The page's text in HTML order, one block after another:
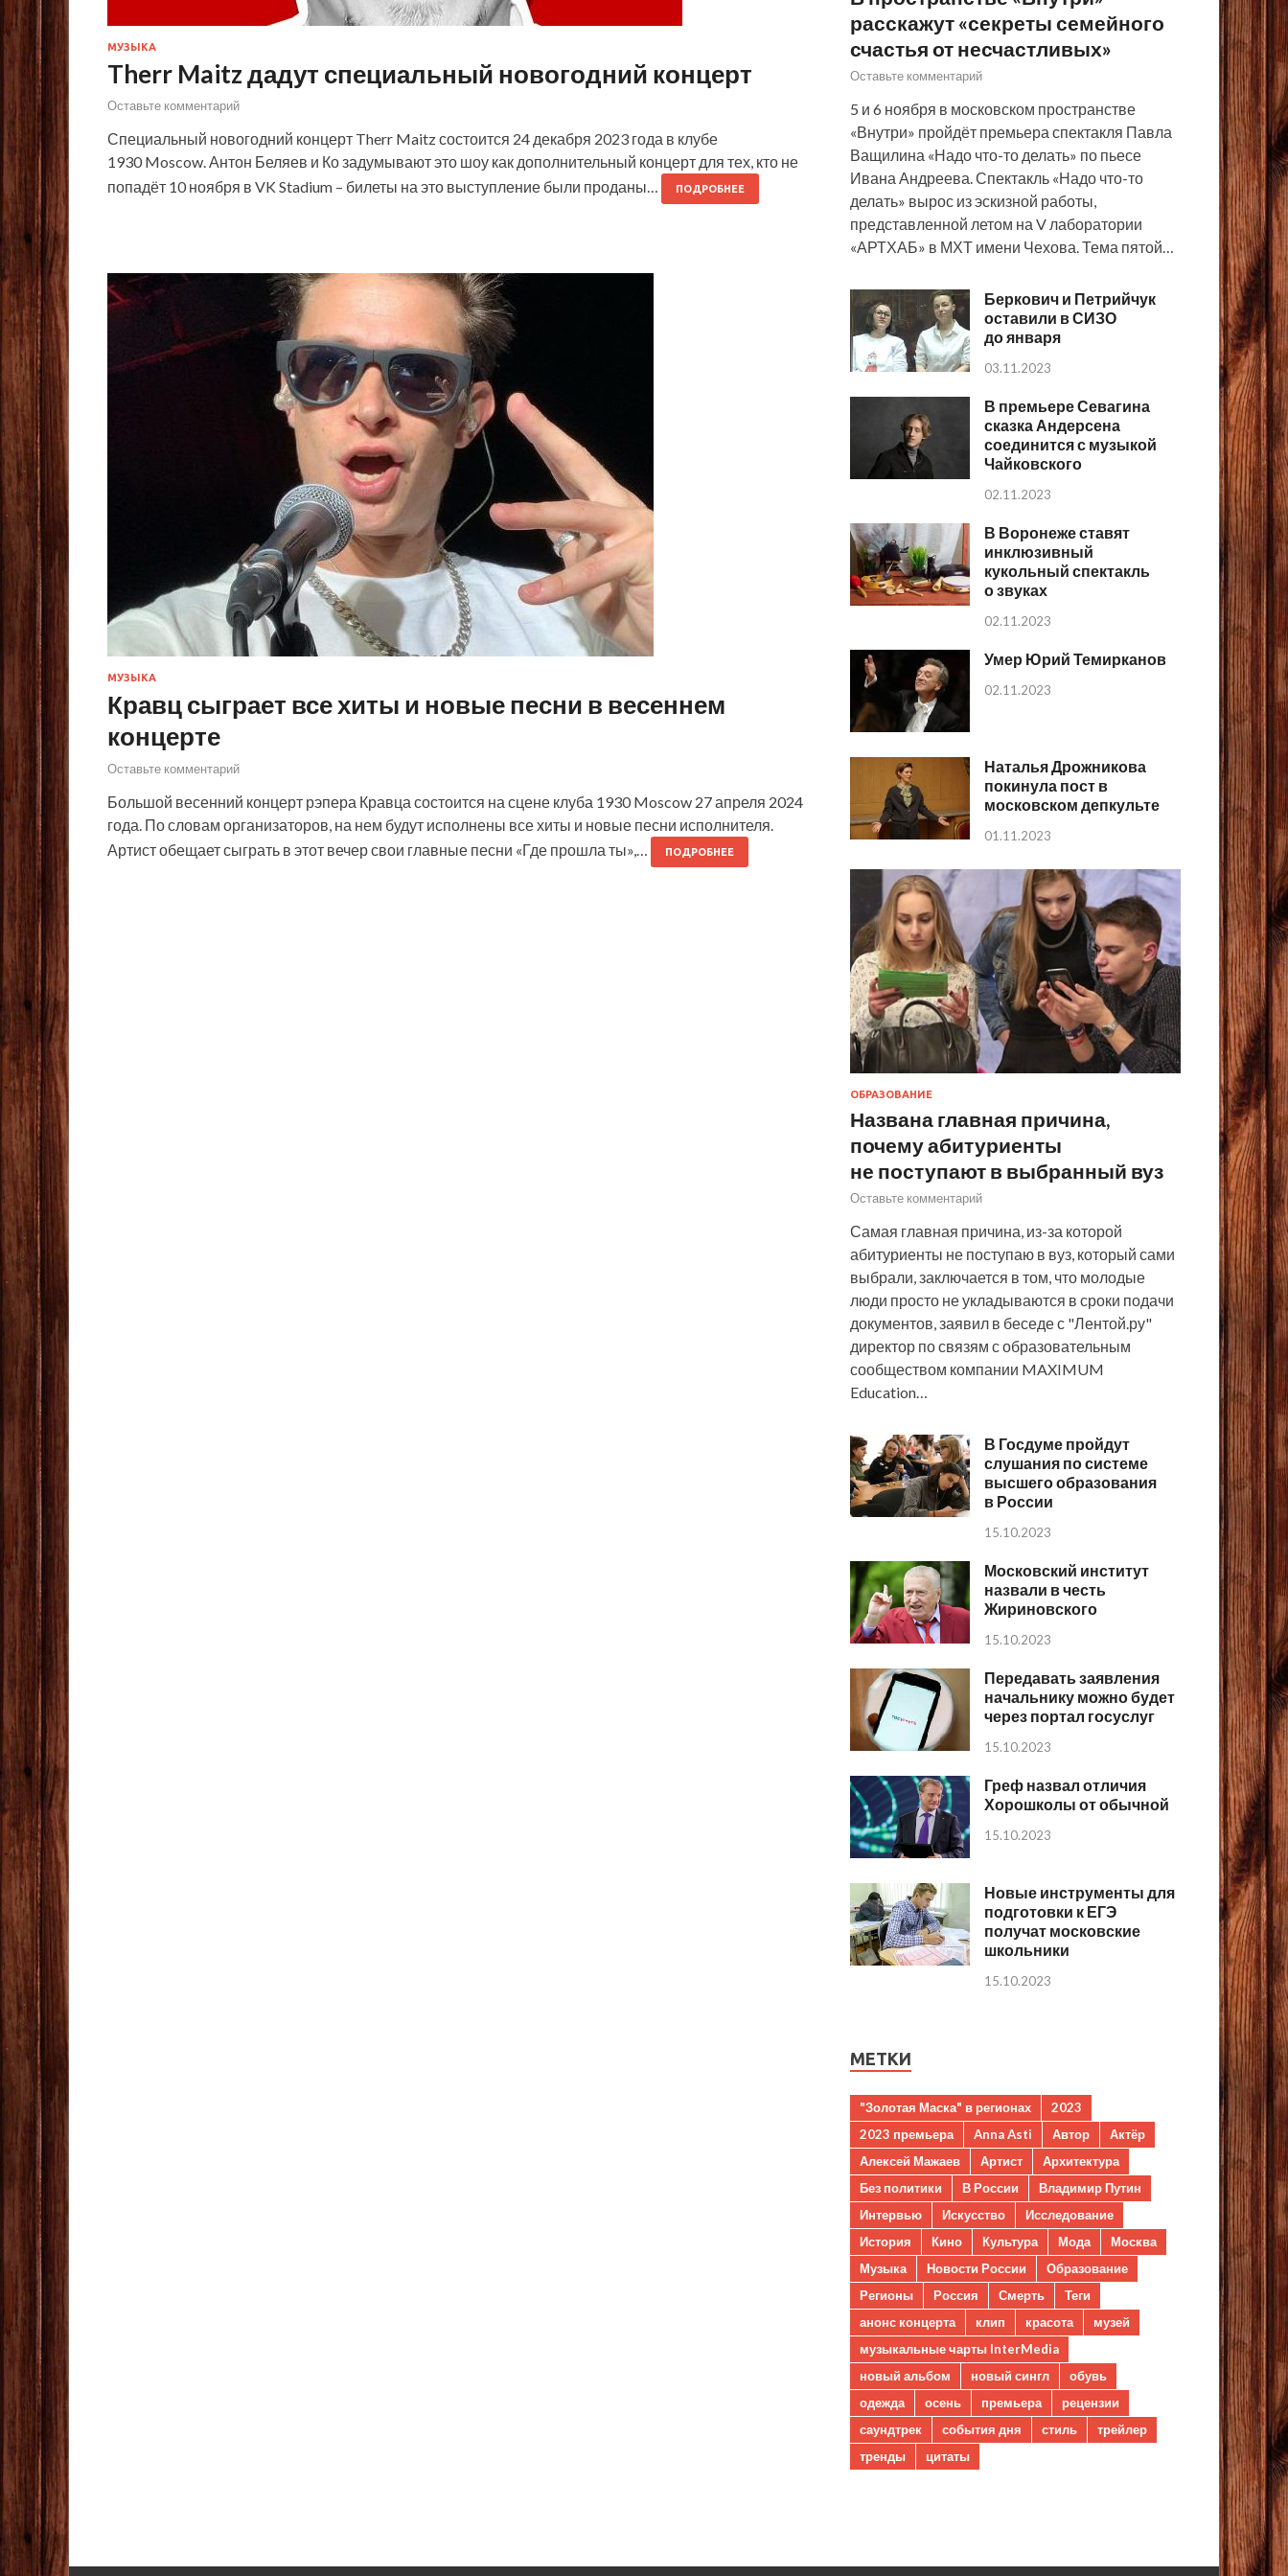
МУЗЫКА
Therr Maitz дадут специальный новогодний концерт
Оставьте комментарий
Специальный новогодний концерт Therr Maitz состоится 24 декабря 2023 года в клубе
1930 Moscow. Антон Беляев и Ко задумывают это шоу как дополнительный концерт для тех, кто не
попадёт 10 ноября в VK Stadium – билеты на это выступление были проданы…
ПОДРОБНЕЕ
МУЗЫКА
Кравц сыграет все хиты и новые песни в весеннем
концерте
Оставьте комментарий
Большой весенний концерт рэпера Кравца состоится на сцене клуба 1930 Moscow 27 апреля 2024
года. По словам организаторов, на нем будут исполнены все хиты и новые песни исполнителя.
Артист обещает сыграть в этот вечер свои главные песни «Где прошла ты»,…
ПОДРОБНЕЕ
расскажут «секреты семейного
счастья от несчастливых»
Оставьте комментарий
5 и 6 ноября в московском пространстве
«Внутри» пройдёт премьера спектакля Павла
Ващилина «Надо что-то делать» по пьесе
Ивана Андреева. Спектакль «Надо что-то
делать» вырос из эскизной работы,
представленной летом на V лаборатории
«АРТХАБ» в МХТ имени Чехова. Тема пятой…
Беркович и Петрийчук
оставили в СИЗО
до января
03.11.2023
В премьере Севагина
сказка Андерсена
соединится с музыкой
Чайковского
02.11.2023
В Воронеже ставят
инклюзивный
кукольный спектакль
о звуках
02.11.2023
Умер Юрий Темирканов
02.11.2023
Наталья Дрожникова
покинула пост в
московском депкульте
01.11.2023
ОБРАЗОВАНИЕ
Названа главная причина,
почему абитуриенты
не поступают в выбранный вуз
Оставьте комментарий
Самая главная причина, из-за которой
абитуриенты не поступаю в вуз, который сами
выбрали, заключается в том, что молодые
люди просто не укладываются в сроки подачи
документов, заявил в беседе с "Лентой.ру"
директор по связям с образовательным
сообществом компании MAXIMUM
Education…
В Госдуме пройдут
слушания по системе
высшего образования
в России
15.10.2023
Московский институт
назвали в честь
Жириновского
15.10.2023
Передавать заявления
начальнику можно будет
через портал госуслуг
15.10.2023
Греф назвал отличия
Хорошколы от обычной
15.10.2023
Новые инструменты для
подготовки к ЕГЭ
получат московские
школьники
15.10.2023
МЕТКИ
"Золотая Маска" в регионах
2023
2023 премьера
Anna Asti Автор
Актёр
Алексей Мажаев
Артист
Архитектура
Без политики
В России
Владимир Путин
Интервью
Искусство
Исследование
История
Кино Культура Мода
Москва
Музыка
Новости России
Образование
Регионы
Россия Смерть
Теги
анонс концерта
клип красота
музей
музыкальные чарты InterMedia
новый альбом
новый сингл
обувь
одежда
осень премьера
рецензии
саундтрек
события дня стиль
трейлер
тренды
цитаты